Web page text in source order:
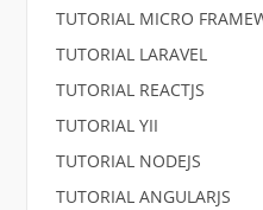
TUTORIAL MICRO
TUTORIAL LARAVEL
TUTORIAL REACTJS
TUTORIAL YII
TUTORIAL NODEJS
TUTORIAL ANGULARJS